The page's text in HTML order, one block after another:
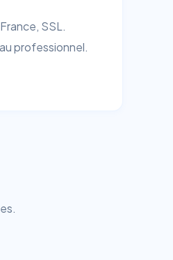
SSL.
professionnel.